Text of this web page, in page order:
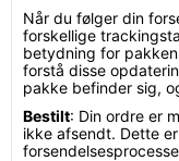
Når du følger din
forskellige
betydning for
forstå disse
pakke befinder sig,
Bestilt: Din ordre er
ikke afsendt. Dette